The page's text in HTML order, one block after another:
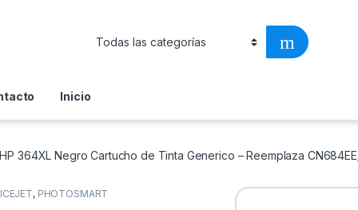
Inicio
HP 364XL Negro Cartucho de Tinta Generico – Reemplaza
, PHOTOSMART